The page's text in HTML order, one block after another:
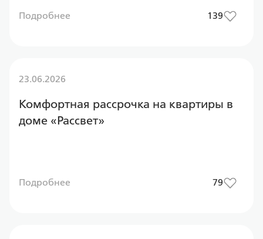
Подробнее 139
23.06.2026
Комфортная рассрочка на квартиры в
доме «Рассвет»
Подробнее 79